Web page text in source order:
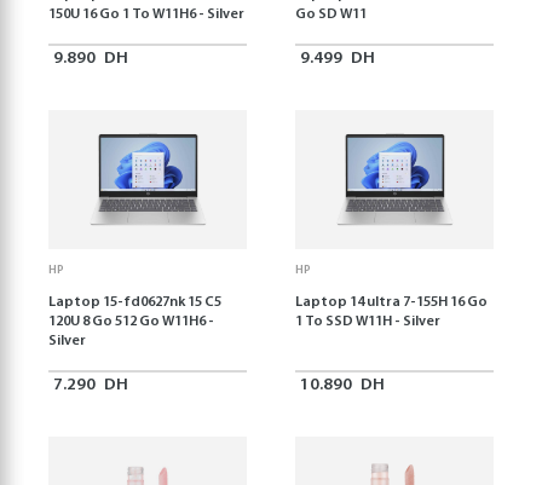
150U 16 Go 1 To W11H6 - Silver
9.890 DH
Go SD W11
9.499 DH
HP
Laptop 15-fd0627nk 15 C5
120U 8 Go 512 Go W11H6 -
Silver
7.290 DH
HP
Laptop 14 ultra 7-155H 16 Go
1 To SSD W11H - Silver
10.890 DH